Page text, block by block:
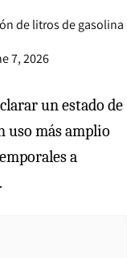
de litros de gasolina
7, 2026
un estado de
uso más amplio
a